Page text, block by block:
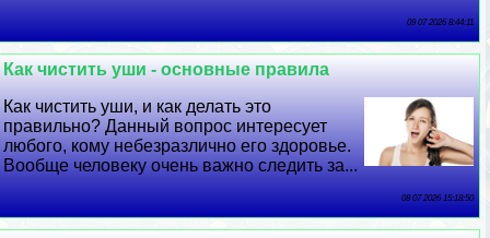
09 07 2026 8:44:11
Как чистить уши - основные правила
Как чистить уши, и как делать это
правильно? Данный вопрос интересует
любого, кому небезразлично его здоровье.
Вообще человеку очень важно следить за...
08 07 2026 15:18:50